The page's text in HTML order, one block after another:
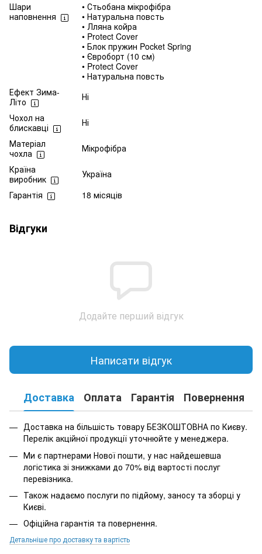
Шари
наповнення
• Стьобана мікрофібра
• Натуральна повсть
• Лляна койра
• Protect Cover
• Блок пружин Pocket Spring
• Євроборт (10 см)
• Protect Cover
• Натуральна повсть
Ефект Зима-
Літо
Ні
Чохол на
блискавці
Ні
Матеріал
чохла
Мікрофібра
Країна
виробник
Україна
Гарантія
18 місяців
Відгуки
Додайте перший відгук
Написати відгук
Доставка Оплата Гарантія Повернення
Доставка на більшість товару БЕЗКОШТОВНА по Києву.
Перелік акційної продукції уточнюйте у менеджера.
Ми є партнерами Нової пошти, у нас найдешевша
логістика зі знижками до 70% від вартості послуг
перевізника.
Також надаємо послуги по підйому, заносу та зборці у
Києві.
Офіційна гарантія та повернення.
Детальніше про доставку та вартість